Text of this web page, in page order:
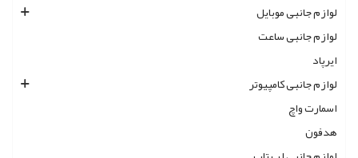
لوازم جانبی موبایل
لوازم جانبی ساعت
ایرپاد
لوازم جانبی کامپیوتر
اسمارت واچ
هدفون